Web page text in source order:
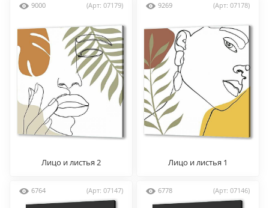
9000 (Арт: 07179)
Лицо и листья 2
9269 (Арт: 07178)
Лицо и листья 1
6764 (Арт: 07147) 6778 (Арт: 07146)